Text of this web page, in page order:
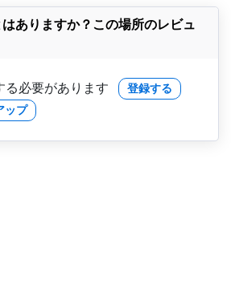
ありますか？この場所のレビュ
る必要があります 登録する
ップ